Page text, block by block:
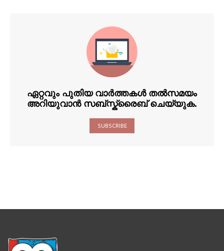
ഏറ്റവും പുതിയ വാർത്തകൾ തൽസമയം
അറിയുവാൻ സബ്സ്ക്രൈബ് ചെയ്യുക.
SUBSCRIBE